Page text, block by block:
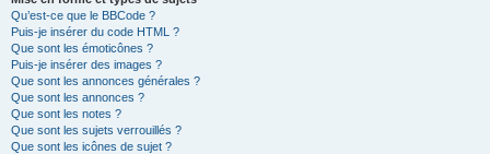
Qu’est-ce que le BBCode ?
Puis-je insérer du code HTML ?
Que sont les émoticônes ?
Puis-je insérer des images ?
Que sont les annonces générales ?
Que sont les annonces ?
Que sont les notes ?
Que sont les sujets verrouillés ?
Que sont les icônes de sujet ?